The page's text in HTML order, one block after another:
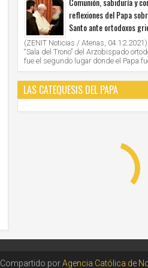
reflexiones del Papa
Santo ante ortodoxos
(ZENIT Noticias / Atenas,
“Sala del Trono” del Arzobispado
fue el segundo lugar donde el Papa
LAS CATEQUESIS DEL PAPA
Compartido porAgencia Católica de